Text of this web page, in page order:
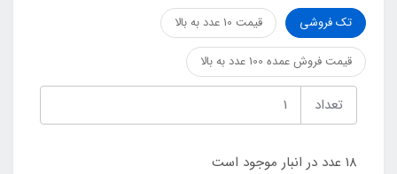
تک فروشی
قیمت 10 عدد به بالا
قیمت فروش عمده 100 عدد به بالا
تعداد
18 عدد در انبار موجود است